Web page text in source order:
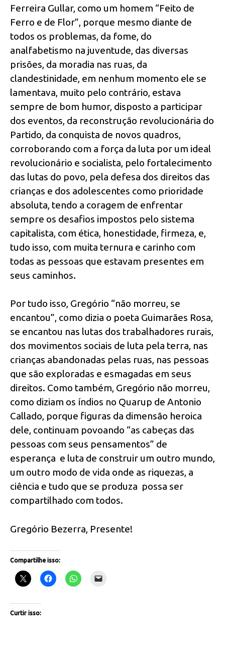
Ferreira Gullar, como um homem “Feito de
Ferro e de Flor”, porque mesmo diante de
todos os problemas, da fome, do
analfabetismo na juventude, das diversas
prisões, da moradia nas ruas, da
clandestinidade, em nenhum momento ele se
lamentava, muito pelo contrário, estava
sempre de bom humor, disposto a participar
dos eventos, da reconstrução revolucionária do
Partido, da conquista de novos quadros,
corroborando com a força da luta por um ideal
revolucionário e socialista, pelo fortalecimento
das lutas do povo, pela defesa dos direitos das
crianças e dos adolescentes como prioridade
absoluta, tendo a coragem de enfrentar
sempre os desafios impostos pelo sistema
capitalista, com ética, honestidade, firmeza, e,
tudo isso, com muita ternura e carinho com
todas as pessoas que estavam presentes em
seus caminhos.
Por tudo isso, Gregório “não morreu, se
encantou”, como dizia o poeta Guimarães Rosa,
se encantou nas lutas dos trabalhadores rurais,
dos movimentos sociais de luta pela terra, nas
crianças abandonadas pelas ruas, nas pessoas
que são exploradas e esmagadas em seus
direitos. Como também, Gregório não morreu,
como diziam os índios no Quarup de Antonio
Callado, porque figuras da dimensão heroica
dele, continuam povoando “as cabeças das
pessoas com seus pensamentos” de
esperança e luta de construir um outro mundo,
um outro modo de vida onde as riquezas, a
ciência e tudo que se produza possa ser
compartilhado com todos.
Gregório Bezerra, Presente!
Compartilhe isso:
Curtir isso: